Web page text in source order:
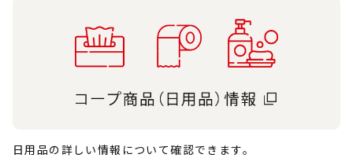
日用品の詳しい情報について確認できます。